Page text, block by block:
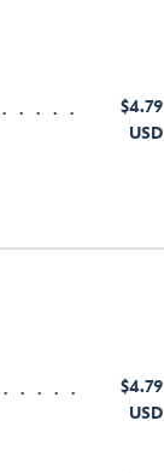
$4.79
USD
$4.79
USD